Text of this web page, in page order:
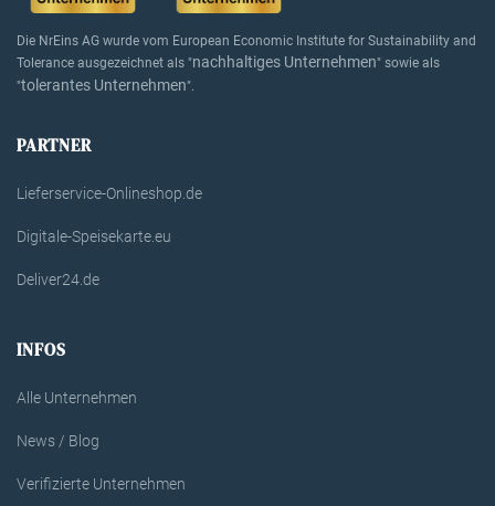
Die NrEins AG wurde vom European Economic Institute for Sustainability and
Tolerance ausgezeichnet als "nachhaltiges Unternehmen" sowie als
"tolerantes Unternehmen".
PARTNER
Lieferservice-Onlineshop.de
Digitale-Speisekarte.eu
Deliver24.de
INFOS
Alle Unternehmen
News / Blog
Verifizierte Unternehmen